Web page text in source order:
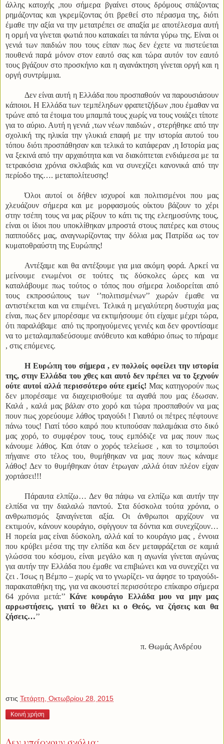
άλλης κατοχής ,που σήμερα βγαίνει στους δρόμους σπάζοντας
ρημάζοντας και γκρεμίζοντας ότι βρεθεί στο πέρασμα της, διότι
έμαθε την αξία να την μετατρέπει σε απαξία με αποτέλεσμα αυτή
η ορμή να γίνεται φωτιά που κατακαίει τα πάντα γύρω της. Είναι οι
γενιά των παιδιών που τους είπαν πως δεν έχετε να πιστεύεται
πουθενά παρά μόνον στον εαυτό σας και τώρα αυτόν τον εαυτό
τους βγάζουν στο προσκήνιο και η αγανάκτηση γίνεται οργή και η
οργή συντρίμμια.
Δεν είναι αυτή η Ελλάδα που προσπαθούν να παρουσιάσουν
κάποιοι. Η Ελλάδα των τεμπέληδων φραπετζήδων ,που έμαθαν να
τρώνε από τα έτοιμα του μπαμπά τους χωρίς να τους νοιάζει τίποτε
για το αύριο. Αυτή η γενιά ,των νέων παιδιών , στερήθηκε από την
σχολική της ηλικία την γλυκιά επαφή με την ιστορία αυτού του
τόπου διότι προσπάθησαν και τελικά το κατάφεραν ,η Ιστορία μας
να ξεκινά από την αρχαιότητα και να διακόπτεται ενδιάμεσα με τα
τετρακόσια χρόνια σκλαβιάς και να συνεχίζει κανονικά από την
περίοδο της…. μεταπολίτευσης!
Όλοι αυτοί οι δήθεν ισχυροί και πολιτισμένοι που μας
χλευάζουν σήμερα και με μορφασμούς οίκτου βάζουν το χέρι
στην τσέπη τους να μας ρίξουν το κάτι τις της ελεημοσύνης τους,
είναι οι ίδιοι που υποκλίθηκαν μπροστά στους πατέρες και στους
παππούδες μας, αναγνωρίζοντας την δόλια μας Πατρίδα ως τον
κυματοθραύστη της Ευρώπης!
Αντέξαμε και θα αντέξουμε για μια ακόμη φορά. Αρκεί να
μείνουμε ενωμένοι σε τούτες τις δύσκολες ώρες και να
καταλάβουμε πως τούτος ο τόπος που σήμερα λοιδορείται από
τους εκπροσώπους των ‘’πολιτισμένων’’ χωρών έμαθε να
αντιστέκεται και να επιμένει. Τελικά η μεγαλύτερη δυστυχία μας
είναι, πως δεν μπορέσαμε να εκτιμήσουμε ότι είχαμε μέχρι τώρα,
ότι παραλάβαμε από τις προηγούμενες γενιές και δεν φροντίσαμε
να το μεταλαμπαδεύσουμε ανόθευτο και καθάριο όπως το πήραμε
, στις επόμενες.
Η Ευρώπη του σήμερα , εν πολλοίς οφείλει την ιστορία
της, στην Ελλάδα του χθες και αυτό δεν πρέπει να το ξεχνούν
ούτε αυτοί αλλά περισσότερο ούτε εμείς! Μας κατηγορούν πως
δεν μπορέσαμε να διαχειρισθούμε τα αγαθά που μας έδωσαν.
Καλά , καλά μας βάλαν στο χορό και τώρα προσπαθούν να μας
πουν πως χορεύουμε λάθος τραγούδι ! Γιαυτό οι πέτρες πέφτουνε
πάνω τους! Γιατί τόσο καιρό που κτυπούσαν παλαμάκια στο δικό
μας χορό, το συμφέρον τους, τους εμπόδιζε να μας πουν πως
κάνουμε λάθος. Και όταν ο χορός τελείωσε , και το τσιμπούσι
πήγαινε στο τέλος του, θυμήθηκαν να μας πουν πως κάναμε
λάθος! Δεν το θυμήθηκαν όταν έτρωγαν ,αλλά όταν πλέον είχαν
χορτάσει!!!
Πάραυτα ελπίζω… Δεν θα πάψω να ελπίζω και αυτήν την
ελπίδα να την διαλαλώ παντού. Στα δύσκολα τούτα χρόνια, ο
ανθρωπισμός ξαναγίνεται αξία. Οι άνθρωποι αρχίζουν να
εκτιμούν, κάνουν κουράγιο, σφίγγουν τα δόντια και συνεχίζουν…
Η πορεία μας είναι δύσκολη, αλλά καί το κουράγιο μας , έννοια
που κρύβει μέσα της την ελπίδα και δεν μεταφράζεται σε καμιά
γλώσσα του κόσμου, είναι μεγάλο και η αγωνία γίνεται αγώνας
για αυτήν την Ελλάδα που έμαθε να επιβιώνει και να συνεχίζει να
ζει . Ίσως η Βέμπο – χωρίς να το γνωρίζει- να άφησε το τραγούδι-
παρακαταθήκη της, για να ακουστεί περισσότερο επίκαιρο σήμερα
64 χρόνια μετά:’’ Κάνε κουράγιο Ελλάδα μου να μην μας
αρρωστήσεις, γιατί το θέλει κι ο Θεός, να ζήσεις και θα
ζήσεις…’’
π. Θωμάς Ανδρέου
στις Τετάρτη, Οκτωβρίου 28, 2015
Κοινή χρήση